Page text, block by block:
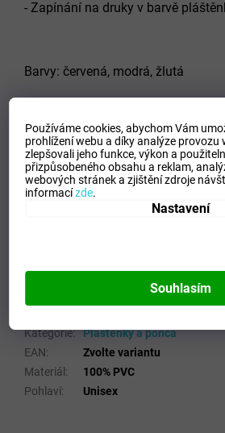
Používáme cookies, abychom Vám
prohlížení webu a díky analýze provozu
zlepšovali jeho funkce, výkon a
přizpůsobeného obsahu a reklam,
webových stránek a zjištění zdroje
informacízde.
Nastavení
Souhlasím
- Zapínání na druky v barvě
Barvy: červená, modrá, žlutá
ROZMĚRY
velikost hruď záda
S 108
80
XXL
140 110 86
Doplňkové parametry
Kategorie:
Pláštěnky a ponča
EAN:
Zvolte variantu
Materiál :
100% PVC
Pohlaví: Unisex